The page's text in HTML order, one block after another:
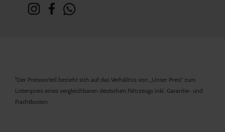
1Der Preisvorteil bezieht sich auf das Verhältnis von „Unser Preis“ zum
Listenpreis eines vergleichbaren deutschen Fahrzeugs inkl. Garantie- und
Frachtkosten